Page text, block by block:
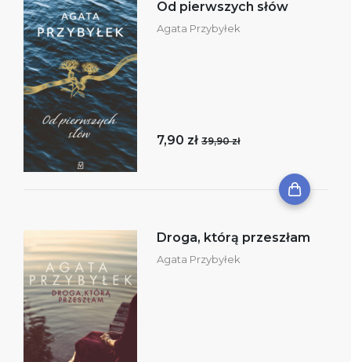
Od pierwszych słów
Agata Przybyłek
7,90 zł 39,90 zł
Droga, którą przeszłam
Agata Przybyłek